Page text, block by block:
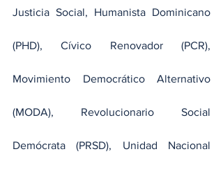
Justicia Social, Humanista Dominicano
(PHD), Cívico Renovador (PCR),
Movimiento Democrático Alternativo
(MODA), Revolucionario Social
Demócrata (PRSD), Unidad Nacional